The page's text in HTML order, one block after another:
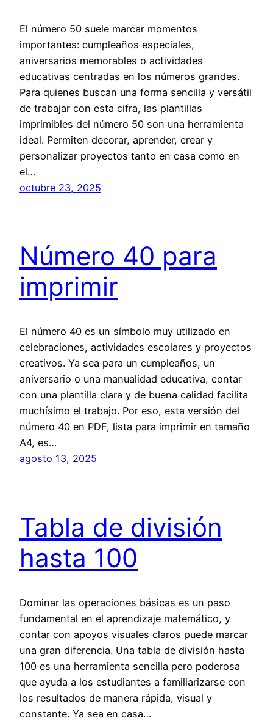
El número 50 suele marcar momentos
importantes: cumpleaños especiales,
aniversarios memorables o actividades
educativas centradas en los números grandes.
Para quienes buscan una forma sencilla y versátil
de trabajar con esta cifra, las plantillas
imprimibles del número 50 son una herramienta
ideal. Permiten decorar, aprender, crear y
personalizar proyectos tanto en casa como en
el…
octubre 23, 2025
Número 40 para
imprimir
El número 40 es un símbolo muy utilizado en
celebraciones, actividades escolares y proyectos
creativos. Ya sea para un cumpleaños, un
aniversario o una manualidad educativa, contar
con una plantilla clara y de buena calidad facilita
muchísimo el trabajo. Por eso, esta versión del
número 40 en PDF, lista para imprimir en tamaño
A4, es…
agosto 13, 2025
Tabla de división
hasta 100
Dominar las operaciones básicas es un paso
fundamental en el aprendizaje matemático, y
contar con apoyos visuales claros puede marcar
una gran diferencia. Una tabla de división hasta
100 es una herramienta sencilla pero poderosa
que ayuda a los estudiantes a familiarizarse con
los resultados de manera rápida, visual y
constante. Ya sea en casa…